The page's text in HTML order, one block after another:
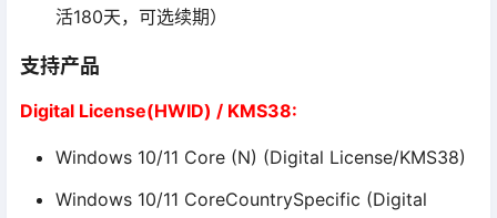
活180天，可选续期）
支持产品
Digital License(HWID) / KMS38:
Windows 10/11 Core (N) (Digital License/KMS38)
Windows 10/11 CoreCountrySpecific (Digital